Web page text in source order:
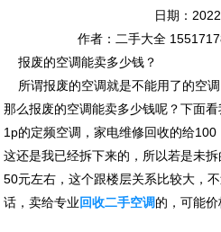
日期：
作者：二手大全
报废的空调能卖多少钱？
所谓报废的空调就是不能用了的空调
那么报废的空调能卖多少钱呢？下面
1p的定频空调，家电维修回收的给100
这还是我已经拆下来的，所以若是未
50元左右，这个跟楼层关系比较大，
话，卖给专业回收二手空调的，可能价